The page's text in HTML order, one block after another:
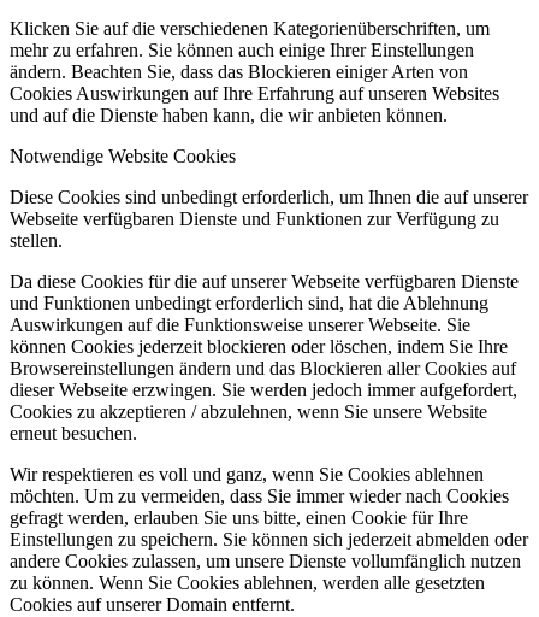
Klicken Sie auf die verschiedenen Kategorienüberschriften, um
mehr zu erfahren. Sie können auch einige Ihrer Einstellungen
ändern. Beachten Sie, dass das Blockieren einiger Arten von
Cookies Auswirkungen auf Ihre Erfahrung auf unseren Websites
und auf die Dienste haben kann, die wir anbieten können.
Notwendige Website Cookies
Diese Cookies sind unbedingt erforderlich, um Ihnen die auf unserer
Webseite verfügbaren Dienste und Funktionen zur Verfügung zu
stellen.
Da diese Cookies für die auf unserer Webseite verfügbaren Dienste
und Funktionen unbedingt erforderlich sind, hat die Ablehnung
Auswirkungen auf die Funktionsweise unserer Webseite. Sie
können Cookies jederzeit blockieren oder löschen, indem Sie Ihre
Browsereinstellungen ändern und das Blockieren aller Cookies auf
dieser Webseite erzwingen. Sie werden jedoch immer aufgefordert,
Cookies zu akzeptieren / abzulehnen, wenn Sie unsere Website
erneut besuchen.
Wir respektieren es voll und ganz, wenn Sie Cookies ablehnen
möchten. Um zu vermeiden, dass Sie immer wieder nach Cookies
gefragt werden, erlauben Sie uns bitte, einen Cookie für Ihre
Einstellungen zu speichern. Sie können sich jederzeit abmelden oder
andere Cookies zulassen, um unsere Dienste vollumfänglich nutzen
zu können. Wenn Sie Cookies ablehnen, werden alle gesetzten
Cookies auf unserer Domain entfernt.